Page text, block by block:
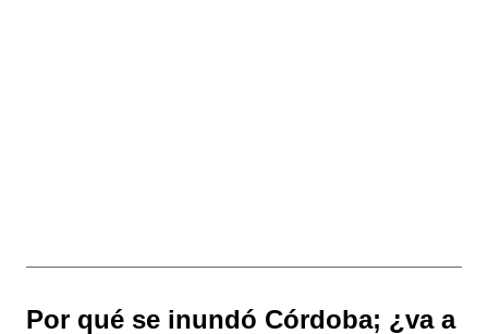
Por qué se inundó Córdoba; ¿va a